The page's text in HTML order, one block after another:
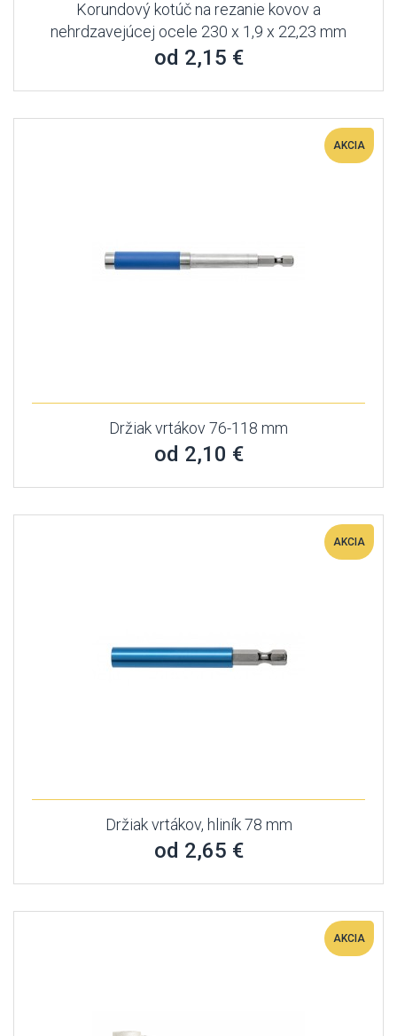
Korundový kotúč na rezanie kovov a
nehrdzavejúcej ocele 230 x 1,9 x 22,23 mm
od 2,15 €
AKCIA
Držiak vrtákov 76-118 mm
od 2,10 €
AKCIA
Držiak vrtákov, hliník 78 mm
od 2,65 €
AKCIA